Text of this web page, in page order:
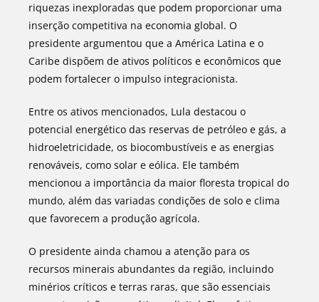
riquezas inexploradas que podem proporcionar uma
inserção competitiva na economia global. O
presidente argumentou que a América Latina e o
Caribe dispõem de ativos políticos e econômicos que
podem fortalecer o impulso integracionista.
Entre os ativos mencionados, Lula destacou o
potencial energético das reservas de petróleo e gás, a
hidroeletricidade, os biocombustíveis e as energias
renováveis, como solar e eólica. Ele também
mencionou a importância da maior floresta tropical do
mundo, além das variadas condições de solo e clima
que favorecem a produção agrícola.
O presidente ainda chamou a atenção para os
recursos minerais abundantes da região, incluindo
minérios críticos e terras raras, que são essenciais